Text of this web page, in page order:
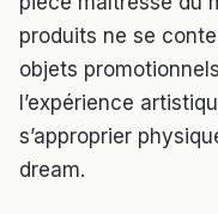
produits ne se
objets
l’expérience
s’approprier
dream.